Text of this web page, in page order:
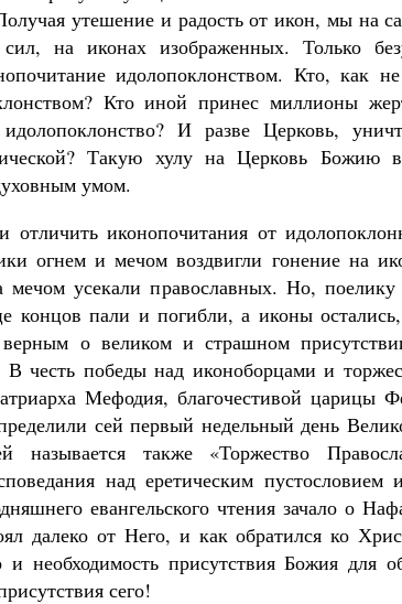
утешение и радость от икон, мы на
на иконах изображенных. Только
идолопоклонством. Кто, как
Кто иной принес миллионы
И разве Церковь,
Такую хулу на Церковь Божию
умом.
иконопочитания от
огнем и мечом воздвигли гонение на
усекали православных. Но, поелику
концов пали и погибли, а иконы
о великом и страшном
честь победы над иконоборцами и
Мефодия, благочестивой царицы
сей первый недельный день
называется также «Торжество
над еретическим
евангельского чтения зачало о
далеко от Него, и как обратился ко
необходимость присутствия Божия для
сего!